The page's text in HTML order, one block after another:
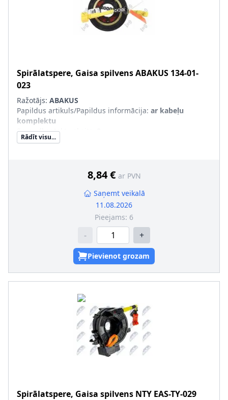
Spirālatspere, Gaisa spilvensABAKUS 134-01-
023
Ražotājs: ABAKUS
Papildus artikuls/Papildus informācija: ar kabeļu
komplektu
Spraudkontaktu skaits
Spraudkontakta krāsa
Rādīt visu...
8,84 € ar PVN
Saņemt veikalā
11.08.2026
Pieejams: 6
- +
Pievienot grozam
Spirālatspere, Gaisa spilvens NTY EAS-TY-029